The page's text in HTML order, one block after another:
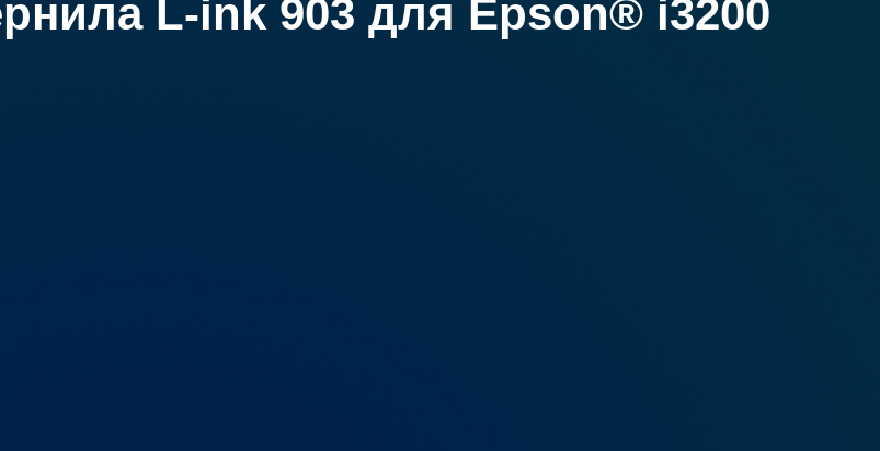
L-ink 903 для Epson® i3200